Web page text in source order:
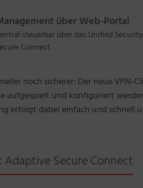
über Web-Portal
steuerbar über das Unified
Connect.
noch sicherer: Der neue
aufgespielt und konfiguriert
erfolgt dabei einfach und schnell
Adaptive Secure Connect